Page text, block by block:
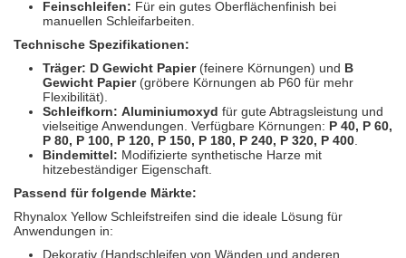
Feinschleifen: Für ein gutes Oberflächenfinish bei
manuellen Schleifarbeiten.
Technische Spezifikationen:
Träger: D Gewicht Papier(feinere Körnungen) und B
Gewicht Papier(gröbere Körnungen ab P60 für mehr
Flexibilität).
Schleifkorn: Aluminiumoxyd für gute Abtragsleistung und
vielseitige Anwendungen. Verfügbare Körnungen: P 40, P 60,
P 80, P 100, P 120, P 150, P 180, P 240, P 320, P 400
Bindemittel: Modifizierte synthetische Harze mit
hitzebeständiger Eigenschaft.
Passend für folgende Märkte:
Rhynalox Yellow Schleifstreifen sind die ideale Lösung für
Anwendungen in:
Dekorativ (Handschleifen von Wänden und anderen